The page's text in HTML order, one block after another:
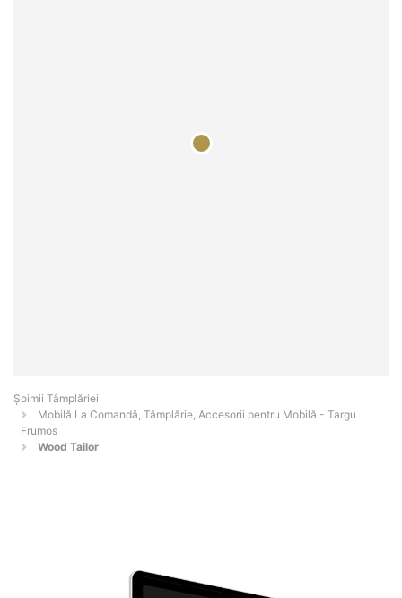
Șoimii Tâmplăriei
Mobilă La Comandă, Tâmplărie, Accesorii pentru Mobilă - Targu
Frumos
Wood Tailor